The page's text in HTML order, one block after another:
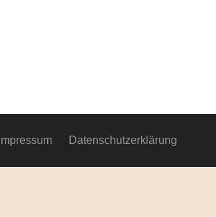
Impressum Datenschutzerklärung